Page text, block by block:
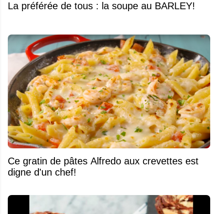
La préférée de tous : la soupe au BARLEY!
Ce gratin de pâtes Alfredo aux crevettes est
digne d'un chef!